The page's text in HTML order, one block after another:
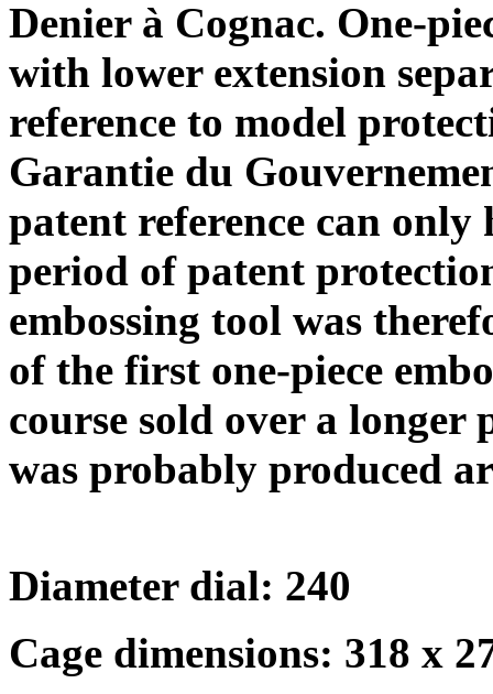
Denier à Cognac. One-
with lower extension
reference to model
Garantie du
patent reference can only
period of patent
embossing tool was
of the first one-piece
course sold over a
was probably produced
Diameter dial: 240
Cage dimensions: 318 x